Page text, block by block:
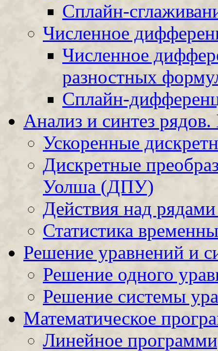
Сплайн-
Численное
Численное
разностных
Сплайн-
Анализ и синтез
Ускоренные
Дискретные
Уолша (ДПУ)
Действия над
Статистика
Решение уравнений и
Решение одного
Решение системы
Математическое
Линейное